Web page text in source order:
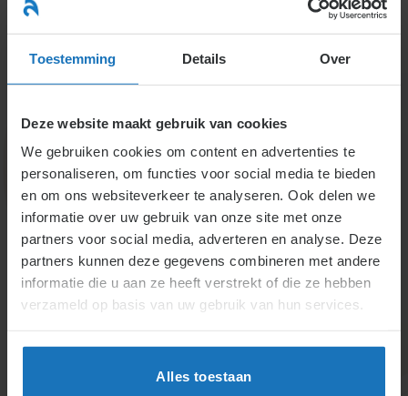
Toestemming Details Over
Deze website maakt gebruik van cookies
We gebruiken cookies om content en advertenties te
personaliseren, om functies voor social media te bieden
en om ons websiteverkeer te analyseren. Ook delen we
informatie over uw gebruik van onze site met onze
partners voor social media, adverteren en analyse. Deze
partners kunnen deze gegevens combineren met andere
informatie die u aan ze heeft verstrekt of die ze hebben
verzameld op basis van uw gebruik van hun services.
Alles toestaan
naar
inhoud
Opkomen tegen
ontslag zonder
toestemming UWV
Bij ontslag zonder UWV-toestemming kan de
werknemer vernietiging eisen, samen met loon en